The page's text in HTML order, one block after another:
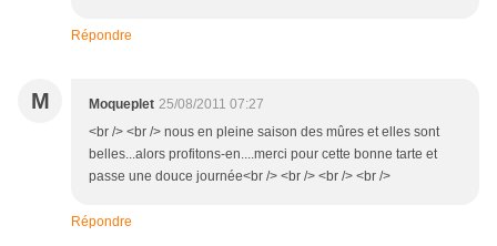
Répondre
M Moqueplet 25/08/2011 07:27
<br /> <br /> nous en pleine saison des mûres et elles sont
belles...alors profitons-en....merci pour cette bonne tarte et
passe une douce journée<br /> <br /> <br /> <br />
Répondre